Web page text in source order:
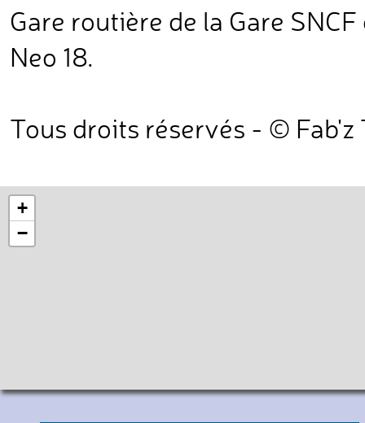
Gare routière de la Gare
Neo 18.
Tous droits réservés - © Fab'z
+
−